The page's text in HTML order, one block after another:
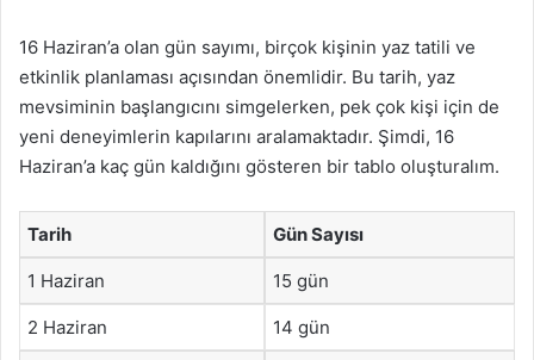
16 Haziran’a olan gün sayımı, birçok kişinin yaz tatili ve
etkinlik planlaması açısından önemlidir. Bu tarih, yaz
mevsiminin başlangıcını simgelerken, pek çok kişi için de
yeni deneyimlerin kapılarını aralamaktadır. Şimdi, 16
Haziran’a kaç gün kaldığını gösteren bir tablo oluşturalım.
Tarih Gün Sayısı
1 Haziran 15 gün
2 Haziran 14 gün